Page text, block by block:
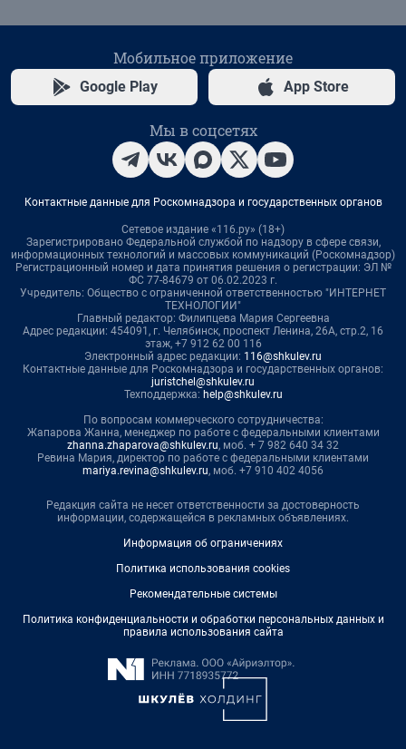
Мобильное приложение
Google Play App Store
Мы в соцсетях
Контактные данные для Роскомнадзора и государственных органов
Сетевое издание «116.ру» (18+)
Зарегистрировано Федеральной службой по надзору в сфере связи,
информационных технологий и массовых коммуникаций (Роскомнадзор)
Регистрационный номер и дата принятия решения о регистрации: ЭЛ №
ФС 77-84679 от 06.02.2023 г.
Учредитель: Общество с ограниченной ответственностью "ИНТЕРНЕТ
ТЕХНОЛОГИИ"
Главный редактор: Филипцева Мария Сергеевна
Адрес редакции: 454091, г. Челябинск, проспект Ленина, 26А, стр.2, 16
этаж, +7 912 62 00 116
Электронный адрес редакции: 116@shkulev.ru
Контактные данные для Роскомнадзора и государственных органов:
juristchel@shkulev.ru
Техподдержка: help@shkulev.ru
По вопросам коммерческого сотрудничества:
Жапарова Жанна, менеджер по работе с федеральными клиентами
zhanna.zhaparova@shkulev.ru, моб. + 7 982 640 34 32
Ревина Мария, директор по работе с федеральными клиентами
mariya.revina@shkulev.ru, моб. +7 910 402 4056
Редакция сайта не несет ответственности за достоверность
информации, содержащейся в рекламных объявлениях.
Информация об ограничениях
Политика использования cookies
Рекомендательные системы
Политика конфиденциальности и обработки персональных данных и
правила использования сайта